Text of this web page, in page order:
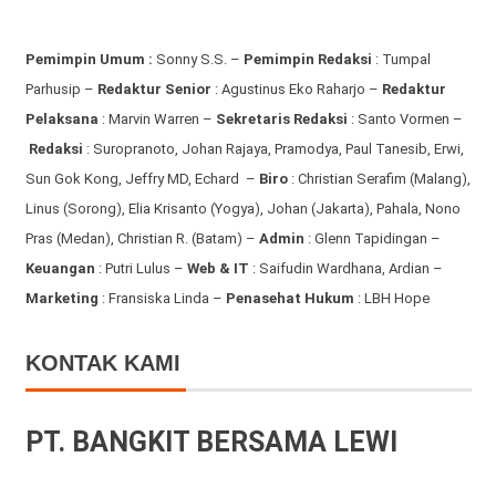
Pemimpin Umum : Sonny S.S. – Pemimpin Redaksi : Tumpal
Parhusip – Redaktur Senior : Agustinus Eko Raharjo – Redaktur
Pelaksana : Marvin Warren – Sekretaris Redaksi : Santo Vormen –
Redaksi : Suropranoto, Johan Rajaya, Pramodya, Paul Tanesib, Erwi,
Sun Gok Kong, Jeffry MD, Echard – Biro: Christian Serafim (Malang),
Linus (Sorong), Elia Krisanto (Yogya), Johan (Jakarta), Pahala, Nono
Pras (Medan), Christian R. (Batam) – Admin : Glenn Tapidingan –
Keuangan : Putri Lulus – Web & IT : Saifudin Wardhana, Ardian –
Marketing : Fransiska Linda – Penasehat Hukum : LBH Hope
KONTAK KAMI
PT. BANGKIT BERSAMA LEWI